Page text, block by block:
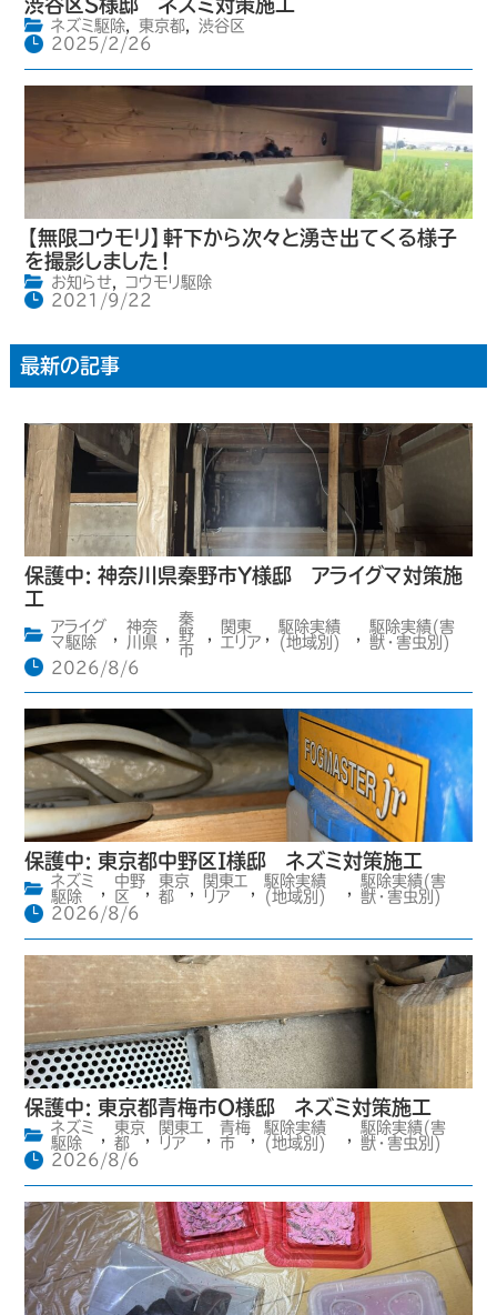
渋谷区S様邸 ネズミ対策施工
ネズミ駆除, 東京都,
渋谷区
2025/2/26
【無限コウモリ】軒下から次々と湧き出てくる様子
を撮影しました！
お知らせ,
コウモリ駆除
2021/9/22
最新の記事
保護中: 神奈川県秦野市Y様邸 アライグマ対策施
工
アライグ
マ駆除
,
神奈
川県 ,
秦
野
市
,
関東
エリア ,
駆除実績
(地域別)
,
駆除実績(害
獣・害虫別)
2026/8/6
保護中: 東京都中野区I様邸 ネズミ対策施工
ネズミ
駆除
,
中野
区
,
東京
都
,
関東エ
リア
,
駆除実績
(地域別)
,
駆除実績(害
獣・害虫別)
2026/8/6
保護中: 東京都青梅市O様邸 ネズミ対策施工
ネズミ
駆除
,
東京
都
,
関東エ
リア
,
青梅
市
,
駆除実績
(地域別)
,
駆除実績(害
獣・害虫別)
2026/8/6